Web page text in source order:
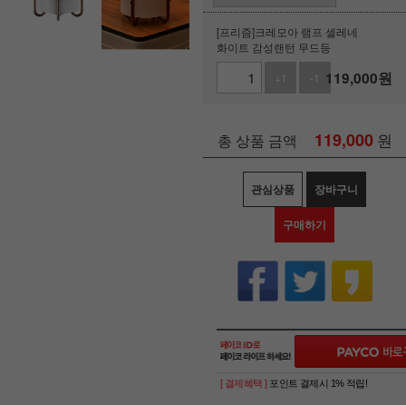
[프리즘]크레모아 램프 셀레네
화이트 감성랜턴 무드등
+1
-1 119,000원
총 상품 금액 119,000 원
관심상품 장바구니
구매하기
[ 결제혜택 ] 포인트 결제시 1% 적립!